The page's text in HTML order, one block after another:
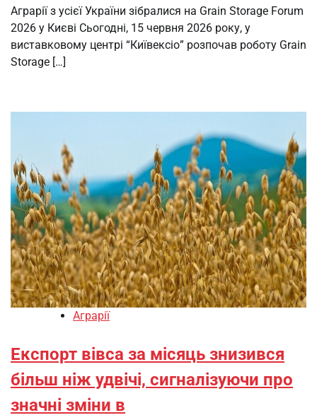
Аграрії з усієї України зібралися на Grain Storage Forum
2026 у Києві Сьогодні, 15 червня 2026 року, у
виставковому центрі “Київексіо” розпочав роботу Grain
Storage […]
Аграрії
Експорт вівса за місяць знизився
більш ніж удвічі, сигналізуючи про
значні зміни в